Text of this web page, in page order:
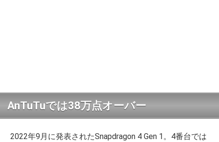
AnTuTuでは38万点オーバー
2022年9月に発表されたSnapdragon 4 Gen 1。4番台では